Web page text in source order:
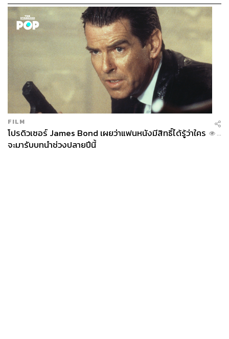
FILM
โปรดิวเซอร์ James Bond เผยว่าแฟนหนังมีสิทธิ์ได้รู้ว่าใคร
จะมารับบทนำช่วงปลายปีนี้
...